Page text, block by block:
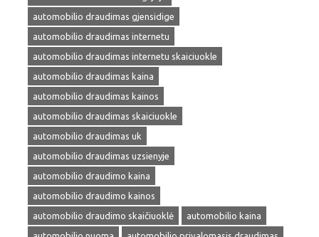
automobilio draudimas gjensidige
automobilio draudimas internetu
automobilio draudimas internetu skaiciuokle
automobilio draudimas kaina
automobilio draudimas kainos
automobilio draudimas skaiciuokle
automobilio draudimas uk
automobilio draudimas uzsienyje
automobilio draudimo kaina
automobilio draudimo kainos
automobilio draudimo skaičiuoklė
automobilio kaina